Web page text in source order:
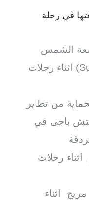
في رحلة
الشمس
الخاص بك (Sunblock) اثناء رحلات
من تطاير
بيتش باجى في
رحلات
اثناء